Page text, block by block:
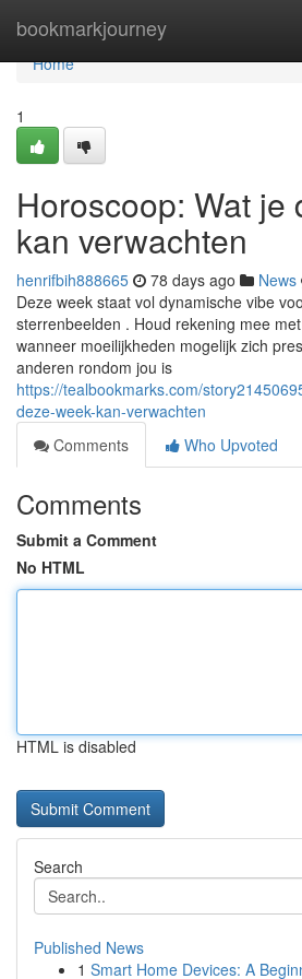
bookmarkjourney
Home
Home
1
Horoscoop: Wat je
kan verwachten
henrifbih888665 78 days ago News
Deze week staat vol dynamische vibe
sterrenbeelden . Houd rekening mee
wanneer moeilijkheden mogelijk zich
anderen rondom jou is
https://tealbookmarks.com/
deze-week-kan-verwachten
Comments
Who Upvoted
Comments
Submit a Comment
No HTML
HTML is disabled
Search
Published News
1 Smart Home Devices: A